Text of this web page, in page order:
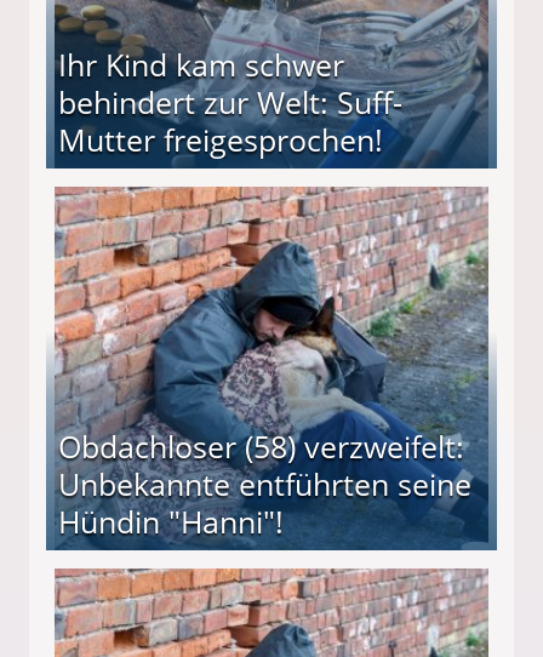
Ihr Kind kam schwer
behindert zur Welt: Suff-
Mutter freigesprochen!
Mutter freigesprochen!
Obdachloser (58) verzweifelt:
Unbekannte entführten seine
Hündin "Hanni"!
entführten seine Hündin "Hanni"!